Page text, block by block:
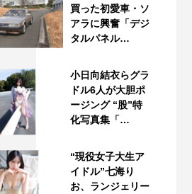
買った初愛車・ソ
アラに興奮「デジ
タルパネル…
小日向結衣らグラ
ドル6人が大胆ポ
ージング “股”特
化写真集「…
“現役女子大生ア
イドル”七海り
お、ランジェリー